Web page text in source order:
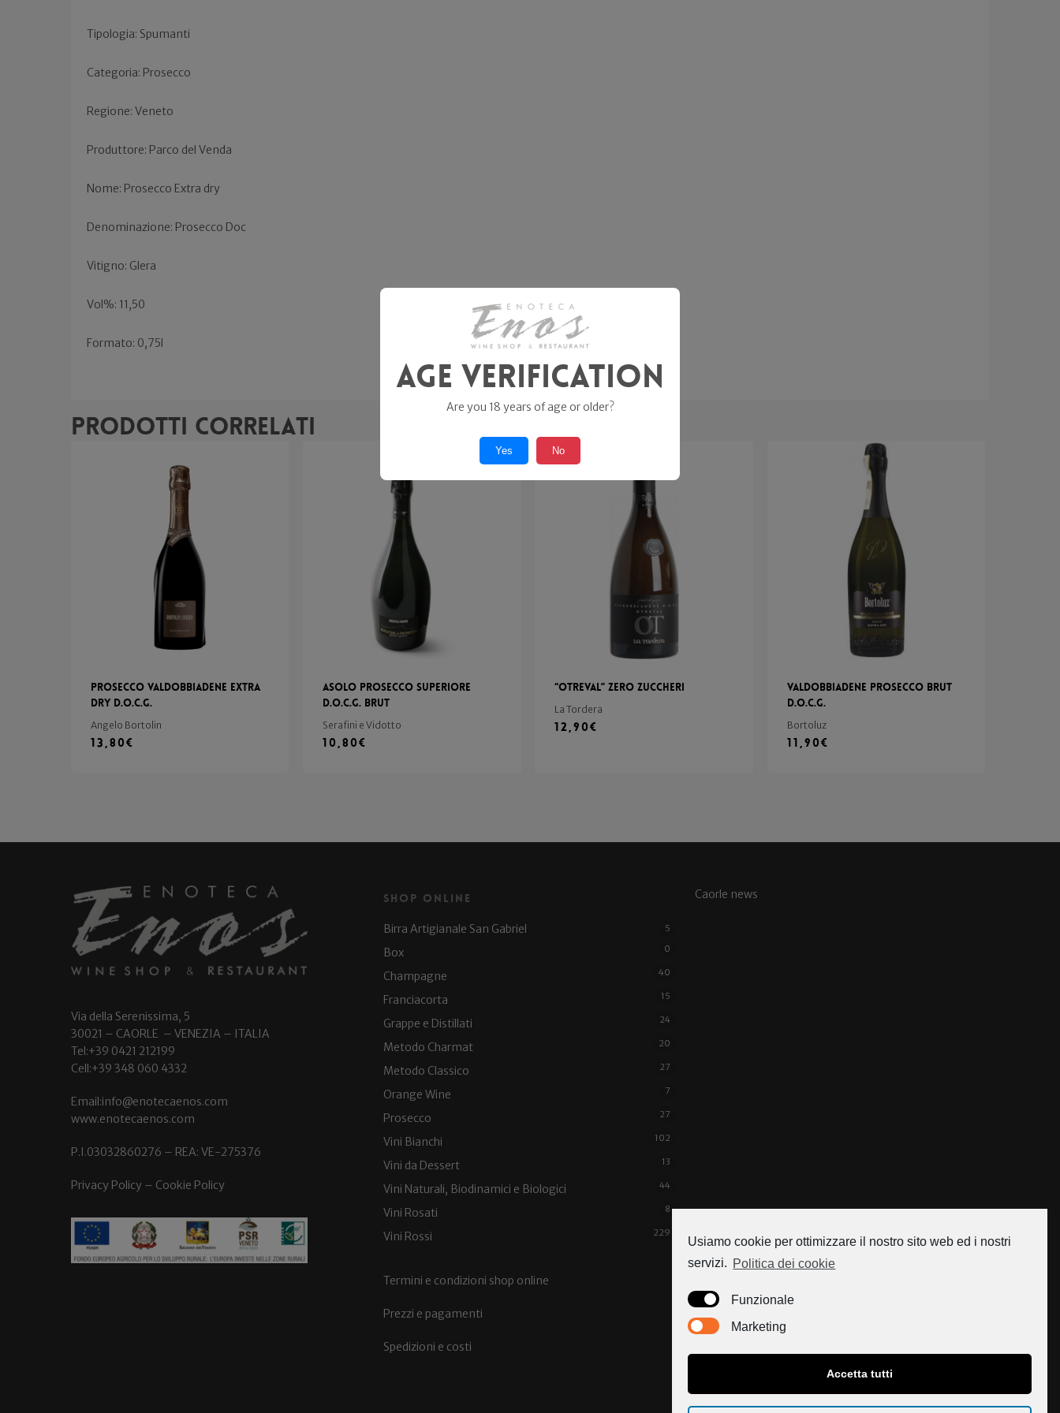
Tipologia: Spumanti
Categoria: Prosecco
Regione: Veneto
Produttore: Parco del Venda
Nome: Prosecco Extra dry
Denominazione: Prosecco Doc
Vitigno: Glera
Vol%: 11,50
Formato: 0,75l
Prodotti correlati
Prosecco Valdobbiadene Extra
Dry d.o.c.g.
Angelo Bortolin
13,80€
Asolo Prosecco Superiore
D.o.c.g. Brut
Serafini e Vidotto
10,80€
“Otreval” Zero Zuccheri
La Tordera
12,90€
Valdobbiadene Prosecco Brut
D.o.c.g.
Bortoluz
11,90€
Via della Serenissima, 5
30021 – CAORLE – VENEZIA – ITALIA
Tel:+39 0421 212199
Cell:+39 348 060 4332
Email:info@enotecaenos.com
www.enotecaenos.com
P.I.03032860276 – REA: VE-275376
Privacy Policy – Cookie Policy
Shop Online
Birra Artigianale San Gabriel 5
Box 0
Champagne 40
Franciacorta 15
Grappe e Distillati 24
Metodo Charmat 20
Metodo Classico 27
Orange Wine 7
Prosecco 27
Vini Bianchi 102
Vini da Dessert 13
Vini Naturali, Biodinamici e Biologici 44
Vini Rosati 8
Vini Rossi 229
Termini e condizioni shop online
Prezzi e pagamenti
Spedizioni e costi
Caorle news
Age Verification
Are you 18 years of age or older?
Yes No
Usiamo cookie per ottimizzare il nostro sito web ed i nostri
servizi. Politica dei cookie
Funzionale
Marketing
Accetta tutti